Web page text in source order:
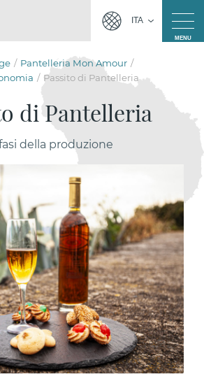
ITA
MENU
Pantelleria Mon Amour
Passito di Pantelleria
di Pantelleria
della produzione